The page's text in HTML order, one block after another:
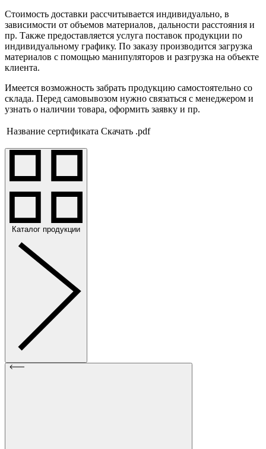
Стоимость доставки рассчитывается индивидуально, в
зависимости от объемов материалов, дальности расстояния и
пр. Также предоставляется услуга поставок продукции по
индивидуальному графику. По заказу производится загрузка
материалов с помощью манипуляторов и разгрузка на объекте
клиента.
Имеется возможность забрать продукцию самостоятельно со
склада. Перед самовывозом нужно связаться с менеджером и
узнать о наличии товара, оформить заявку и пр.
Название сертификата Скачать .pdf
Каталог продукции